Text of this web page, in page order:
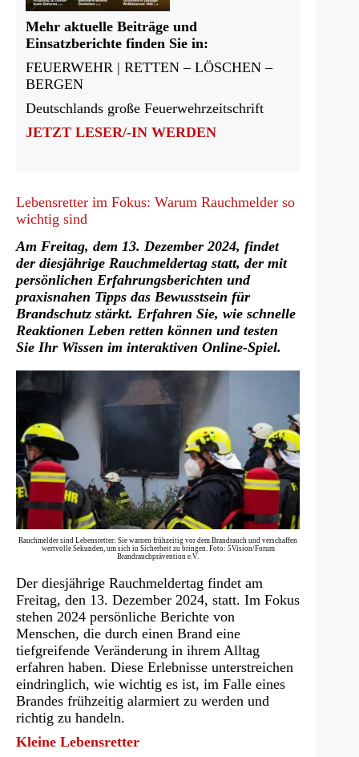
Mehr aktuelle Beiträge und
Einsatzberichte finden Sie in:
FEUERWEHR | RETTEN – LÖSCHEN –
BERGEN
Deutschlands große Feuerwehrzeitschrift
JETZT LESER/-IN WERDEN
Lebensretter im Fokus: Warum Rauchmelder so
wichtig sind
Am Freitag, dem 13. Dezember 2024, findet
der diesjährige Rauchmeldertag statt, der mit
persönlichen Erfahrungsberichten und
praxisnahen Tipps das Bewusstsein für
Brandschutz stärkt. Erfahren Sie, wie schnelle
Reaktionen Leben retten können und testen
Sie Ihr Wissen im interaktiven Online-Spiel.
Rauchmelder sind Lebensretter: Sie warnen frühzeitig vor dem Brandrauch und verschaffen
wertvolle Sekunden, um sich in Sicherheit zu bringen. Foto: 5Vision/Forum
Brandrauchprävention e.V.
Der diesjährige Rauchmeldertag findet am
Freitag, den 13. Dezember 2024, statt. Im Fokus
stehen 2024 persönliche Berichte von
Menschen, die durch einen Brand eine
tiefgreifende Veränderung in ihrem Alltag
erfahren haben. Diese Erlebnisse unterstreichen
eindringlich, wie wichtig es ist, im Falle eines
Brandes frühzeitig alarmiert zu werden und
richtig zu handeln.
Kleine Lebensretter